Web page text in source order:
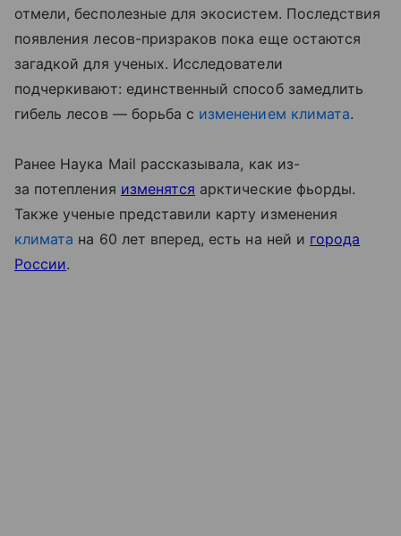
отмели, бесполезные для экосистем. Последствия
появления лесов-призраков пока еще остаются
загадкой для ученых. Исследователи
подчеркивают: единственный способ замедлить
гибель лесов — борьба с изменением климата.
Ранее Наука Mail рассказывала, как из-
за потепления изменятся арктические фьорды.
Также ученые представили карту изменения
климата на 60 лет вперед, есть на ней и города
России.